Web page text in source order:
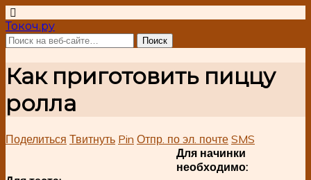
Токоч.ру
Как приготовить пиццу
ролла
Поделиться Твитнуть Pin Отпр. по эл. почте SMS
Для начинки
необходимо: